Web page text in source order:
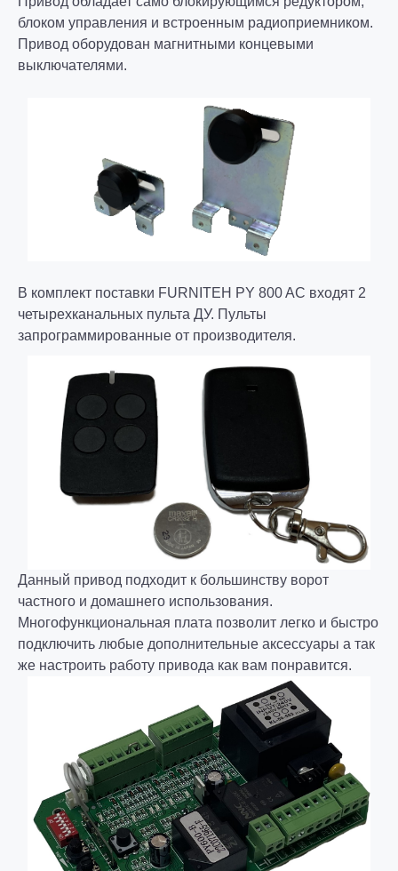
блоком управления и встроенным радиоприемником.
Привод оборудован магнитными концевыми
выключателями.
В комплект поставки FURNITEH PY 800 AC входят 2
четырехканальных пульта ДУ. Пульты
запрограммированные от производителя.
Данный привод подходит к большинству ворот
частного и домашнего использования.
Многофункциональная плата позволит легко и быстро
подключить любые дополнительные аксессуары а так
же настроить работу привода как вам понравится.